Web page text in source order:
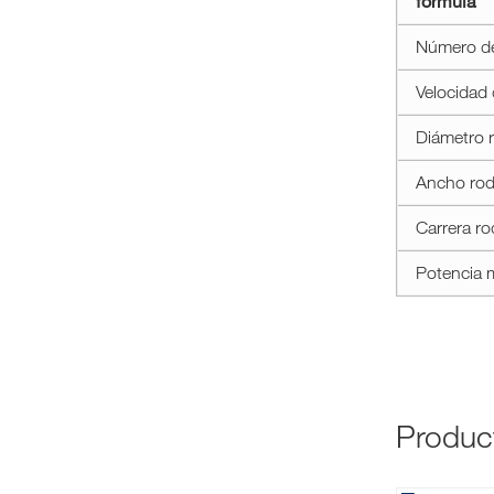
formula
feedNúmero
Velocidad
Diámetro
Ancho
Carrera
Potencia